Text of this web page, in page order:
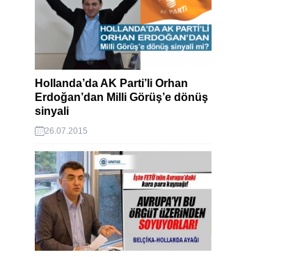
Hollanda’da AK Parti’li Orhan
Erdoğan’dan Milli Görüş’e dönüş
sinyali
26.07.2015